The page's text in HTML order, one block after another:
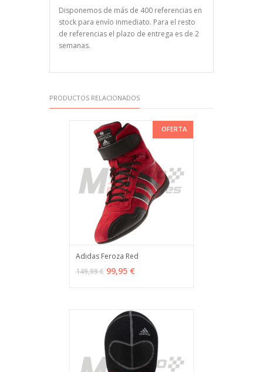
Disponemos de más de 400 referencias en
stock para envío inmediato. Para el resto
de referencias el plazo de entrega es de 2
semanas.
PRODUCTOS RELACIONADOS
OFERTA
VER OPCIONES
Adidas Feroza Red
149,99 € 99,95 €